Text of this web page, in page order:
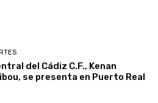
del Cádiz C.F., Kenan
se presenta en Puerto Real